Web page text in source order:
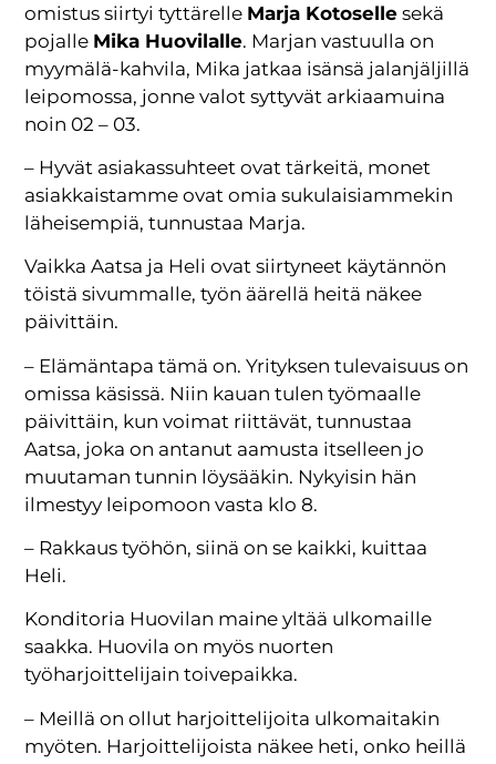
omistus siirtyi tyttärelle Marja Kotoselle sekä
pojalle Mika Huovilalle. Marjan vastuulla on
myymälä-kahvila, Mika jatkaa isänsä jalanjäljillä
leipomossa, jonne valot syttyvät arkiaamuina
noin 02 – 03.
– Hyvät asiakassuhteet ovat tärkeitä, monet
asiakkaistamme ovat omia sukulaisiammekin
läheisempiä, tunnustaa Marja.
Vaikka Aatsa ja Heli ovat siirtyneet käytännön
töistä sivummalle, työn äärellä heitä näkee
päivittäin.
– Elämäntapa tämä on. Yrityksen tulevaisuus on
omissa käsissä. Niin kauan tulen työmaalle
päivittäin, kun voimat riittävät, tunnustaa
Aatsa, joka on antanut aamusta itselleen jo
muutaman tunnin löysääkin. Nykyisin hän
ilmestyy leipomoon vasta klo 8.
– Rakkaus työhön, siinä on se kaikki, kuittaa
Heli.
Konditoria Huovilan maine yltää ulkomaille
saakka. Huovila on myös nuorten
työharjoittelijain toivepaikka.
– Meillä on ollut harjoittelijoita ulkomaitakin
myöten. Harjoittelijoista näkee heti, onko heillä